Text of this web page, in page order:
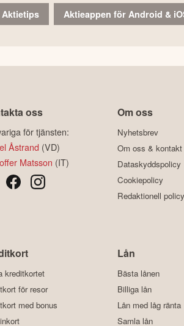
Aktietips Aktieappen för Android &
oss
för tjänsten:
Åstrand (VD)
Matsson (IT)
Om oss
Nyhetsbrev
Om oss & kontakt
Dataskyddspolicy
Cookiepolicy
Redaktionell policy
kreditkortet
för resor
med bonus
Lån
Bästa lånen
Billiga lån
Lån med låg ränta
Samla lån